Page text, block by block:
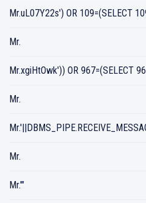
Mr.uL07Y22s') OR 109=(SELECT
Mr.
Mr.xgiHtOwk')) OR 967=(SELECT
Mr.
Mr.
Mr.'"